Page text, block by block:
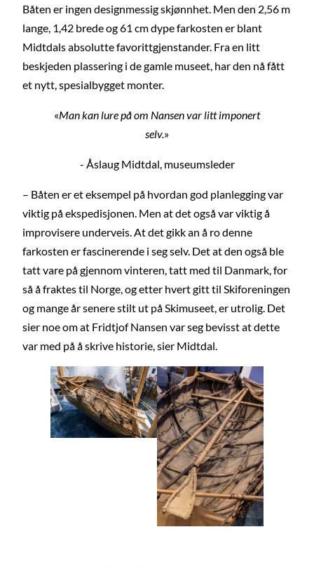
Båten er ingen designmessig skjønnhet. Men den 2,56 m
lange, 1,42 brede og 61 cm dype farkosten er blant
Midtdals absolutte favorittgjenstander. Fra en litt
beskjeden plassering i de gamle museet, har den nå fått
et nytt, spesialbygget monter.
Man kan lure på om Nansen var litt imponert
selv.
Åslaug Midtdal, museumsleder
– Båten er et eksempel på hvordan god planlegging var
viktig på ekspedisjonen. Men at det også var viktig å
improvisere underveis. At det gikk an å ro denne
farkosten er fascinerende i seg selv. Det at den også ble
tatt vare på gjennom vinteren, tatt med til Danmark, for
så å fraktes til Norge, og etter hvert gitt til Skiforeningen
og mange år senere stilt ut på Skimuseet, er utrolig. Det
sier noe om at Fridtjof Nansen var seg bevisst at dette
var med på å skrive historie, sier Midtdal.